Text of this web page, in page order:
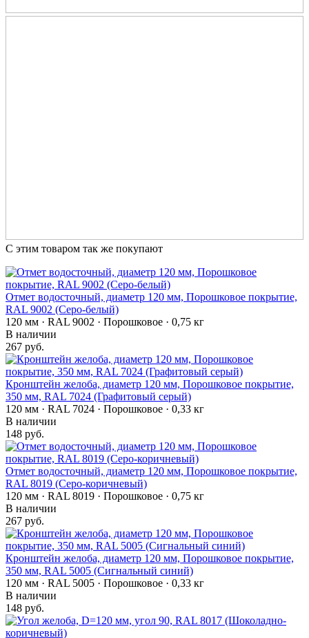
С этим товаром так же покупают
Отмет водосточный, диаметр 120 мм, Порошковое покрытие,
RAL 9002 (Серо-белый)
120 мм · RAL 9002 · Порошковое · 0,75 кг
В наличии
267 руб.
Кронштейн желоба, диаметр 120 мм, Порошковое покрытие,
350 мм, RAL 7024 (Графитовый серый)
120 мм · RAL 7024 · Порошковое · 0,33 кг
В наличии
148 руб.
Отмет водосточный, диаметр 120 мм, Порошковое покрытие,
RAL 8019 (Серо-коричневый)
120 мм · RAL 8019 · Порошковое · 0,75 кг
В наличии
267 руб.
Кронштейн желоба, диаметр 120 мм, Порошковое покрытие,
350 мм, RAL 5005 (Сигнальный синий)
120 мм · RAL 5005 · Порошковое · 0,33 кг
В наличии
148 руб.